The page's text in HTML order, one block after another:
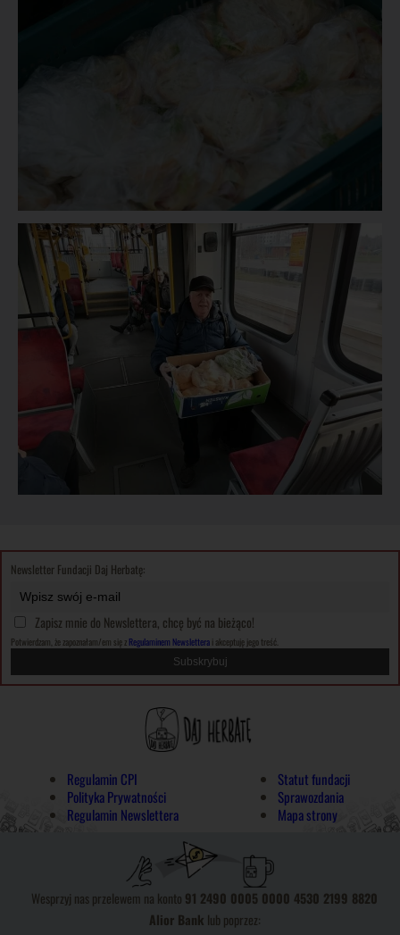
Newsletter Fundacji Daj Herbatę:
Zapisz mnie do Newslettera, chcę być na bieżąco!
Potwierdzam, że zapoznałam/em się z Regulaminem Newslettera i akceptuję jego treść.
Regulamin CPI
Polityka Prywatności
Regulamin Newslettera
Statut fundacji
Sprawozdania
Mapa strony
Wesprzyj nas przelewem na konto 91 2490 0005 0000 4530 2199 8820
Alior Bank lub poprzez: